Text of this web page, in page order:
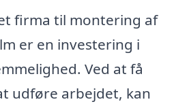
firma til montering af
er en investering i
Ved at få
udføre arbejdet, kan